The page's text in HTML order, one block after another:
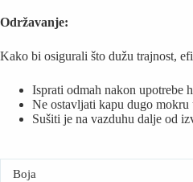
Održavanje:
Kako bi osigurali što dužu trajnost,
Isprati odmah nakon upotrebe
Ne ostavljati kapu dugo
Sušiti je na vazduhu dalje od
Boja